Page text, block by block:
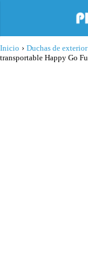
Inicio › Duchas de exterior
transportable Happy Go